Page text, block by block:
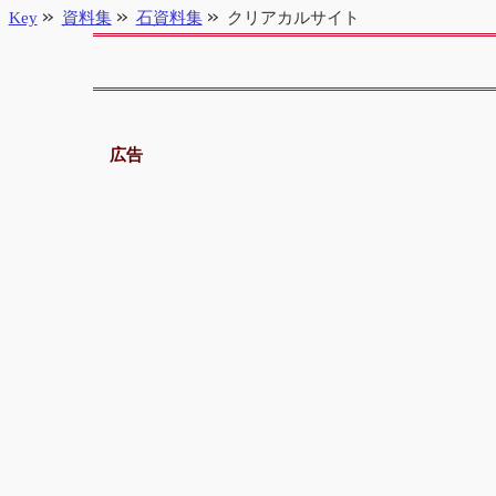
広告
Key 資料集 石資料集 クリアカルサイト